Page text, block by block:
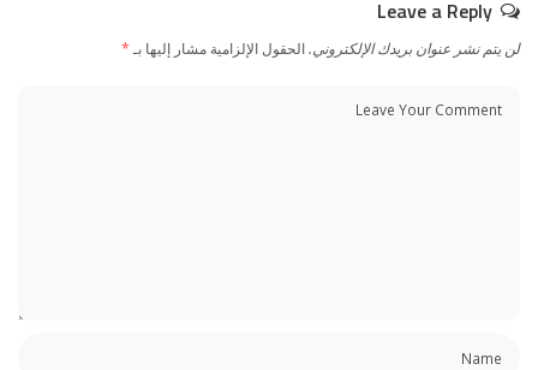
Leave a Reply
لن يتم نشر عنوان بريدك الإلكتروني.الحقول الإلزامية مشار إليها بـ*